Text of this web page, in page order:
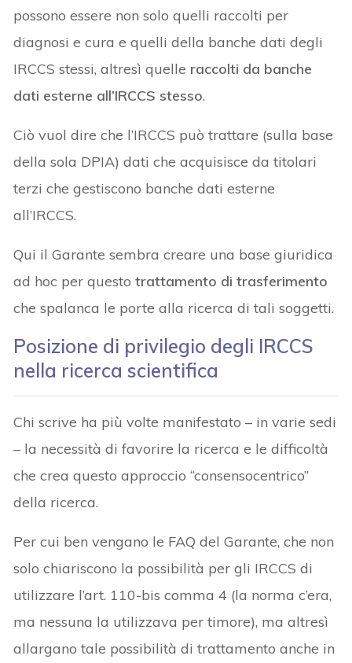
possono essere non solo quelli raccolti per
diagnosi e cura e quelli della banche dati degli
IRCCS stessi, altresì quelle raccolti da banche
dati esterne all’IRCCS stesso.
Ciò vuol dire che l’IRCCS può trattare (sulla base
della sola DPIA) dati che acquisisce da titolari
terzi che gestiscono banche dati esterne
all’IRCCS.
Qui il Garante sembra creare una base giuridica
ad hoc per questotrattamento di trasferimento
che spalanca le porte alla ricerca di tali soggetti.
Posizione di privilegio degli IRCCS
nella ricerca scientifica
Chi scrive ha più volte manifestato – in varie sedi
– la necessità di favorire la ricerca e le difficoltà
che crea questo approccio “consensocentrico”
della ricerca.
Per cui ben vengano le FAQ del Garante, che non
solo chiariscono la possibilità per gli IRCCS di
utilizzare l’art. 110-bis comma 4 (la norma c’era,
ma nessuna la utilizzava per timore), ma altresì
allargano tale possibilità di trattamento anche in